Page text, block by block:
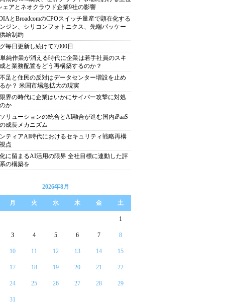
ェアとネオクラウド企業9社の影響
とBroadcomのCPOスイッチ量産で顕在化する
ジン、シリコンフォトニクス、先端パッケー
給制約
毎日更新し続けて7,000日
純作業が消える時代に企業は若手社員のスキ
と業務配置をどう再構築するのか？
足と住民の反対はデータセンター増設を止め
か？ 米国市場急拡大の現実
界の時代に企業はいかにサイバー攻撃に対処
か
リューションの統合とAI融合が進む国内iPaaS
成長メカニズム
ティアAI時代におけるセキュリティ戦略再構
点
に留まるAI活用の限界 全社目標に連動した評
の構築を
2026年8月
月 火 水 木 金 土
1
3 4 5 6 7 8
10 11 12 13 14 15
17 18 19 20 21 22
24 25 26 27 28 29
31